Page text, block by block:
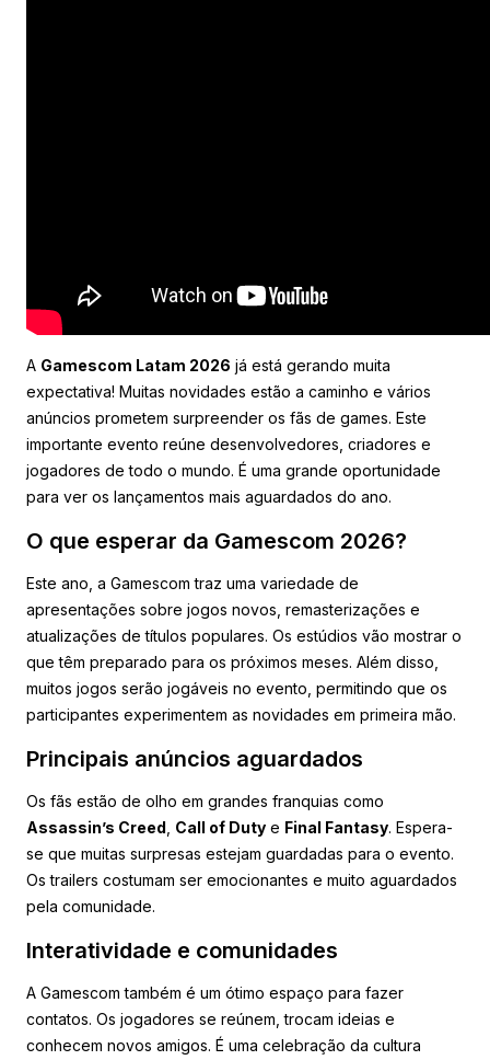
A Gamescom Latam 2026 já está gerando muita
expectativa! Muitas novidades estão a caminho e vários
anúncios prometem surpreender os fãs de games. Este
importante evento reúne desenvolvedores, criadores e
jogadores de todo o mundo. É uma grande oportunidade
para ver os lançamentos mais aguardados do ano.
O que esperar da Gamescom 2026?
Este ano, a Gamescom traz uma variedade de
apresentações sobre jogos novos, remasterizações e
atualizações de títulos populares. Os estúdios vão mostrar o
que têm preparado para os próximos meses. Além disso,
muitos jogos serão jogáveis no evento, permitindo que os
participantes experimentem as novidades em primeira mão.
Principais anúncios aguardados
Os fãs estão de olho em grandes franquias como
Assassin’s Creed Call of Duty e Final Fantasy. Espera-
se que muitas surpresas estejam guardadas para o evento.
Os trailers costumam ser emocionantes e muito aguardados
pela comunidade.
Interatividade e comunidades
A Gamescom também é um ótimo espaço para fazer
contatos. Os jogadores se reúnem, trocam ideias e
conhecem novos amigos. É uma celebração da cultura